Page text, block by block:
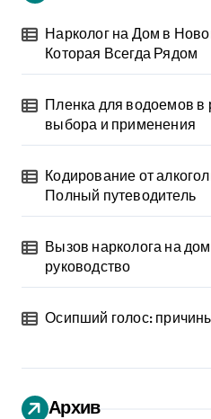
Нарколог на Дом в
Которая Всегда Рядом
Пленка для водоемов в
выбора и применения
Кодирование от
Полный путеводитель
Вызов нарколога на
руководство
Осипший голос:
Архив